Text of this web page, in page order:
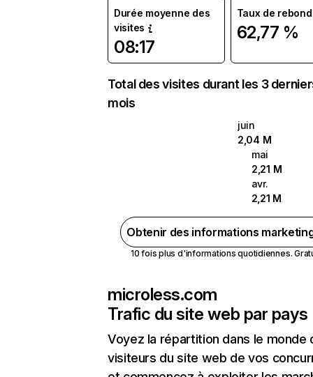
Durée moyenne des
visites
08:17
Taux de rebond
62,77 %
Total des visites durant les 3
mois
juin
2,04 M
mai
2,21 M
avr.
2,21 M
Obtenir des informations
10 fois plus d'informations quotidiennes.
microless.com
Trafic du site web par pays
Voyez la répartition dans le monde
visiteurs du site web de vos